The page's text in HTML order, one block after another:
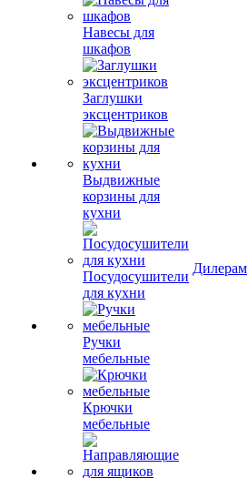
Навесы для
шкафов
Заглушки
эксцентриков
Выдвижные
корзины для
кухни
Посудосушители
для кухни
Ручки
мебельные
Крючки
мебельные
Дилерам